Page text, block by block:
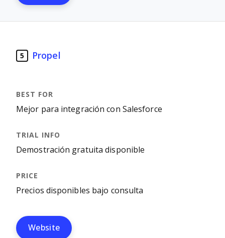
5 Propel
Mejor para integración con Salesforce
Demostración gratuita disponible
Precios disponibles bajo consulta
Website